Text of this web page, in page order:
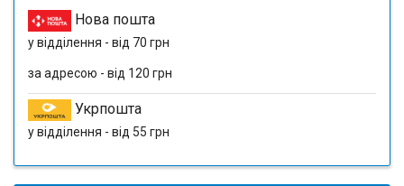
Нова пошта
у відділення - від 70 грн
за адресою - від 120 грн
Укрпошта
у відділення - від 55 грн